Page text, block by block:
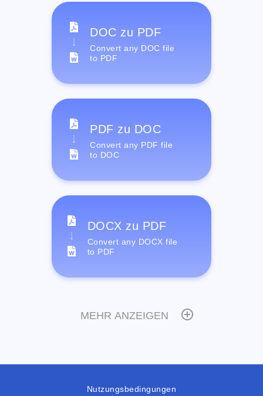
DOC zu PDF
Convert any DOC file
to PDF
PDF zu DOC
Convert any PDF file
to DOC
DOCX zu PDF
Convert any DOCX file
to PDF
MEHR ANZEIGEN
Nutzungsbedingungen